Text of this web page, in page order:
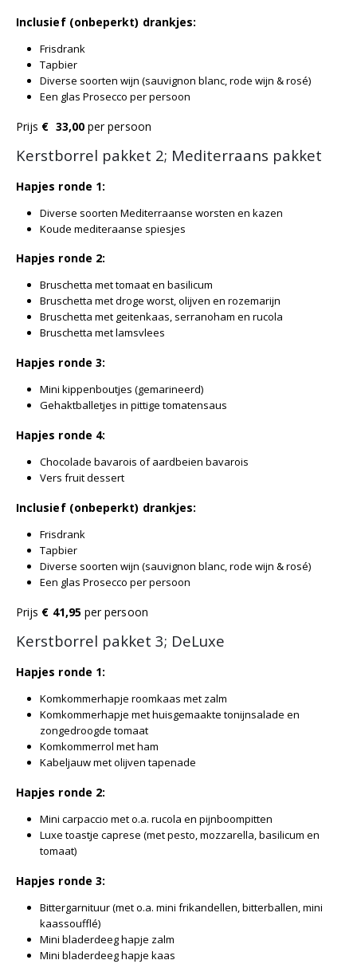
Inclusief (onbeperkt) drankjes:
Frisdrank
Tapbier
Diverse soorten wijn (sauvignon blanc, rode wijn & rosé)
Een glas Prosecco per persoon
Prijs € 33,00 per persoon
Kerstborrel pakket 2; Mediterraans pakket
Hapjes ronde 1:
Diverse soorten Mediterraanse worsten en kazen
Koude mediteraanse spiesjes
Hapjes ronde 2:
Bruschetta met tomaat en basilicum
Bruschetta met droge worst, olijven en rozemarijn
Bruschetta met geitenkaas, serranoham en rucola
Bruschetta met lamsvlees
Hapjes ronde 3:
Mini kippenboutjes (gemarineerd)
Gehaktballetjes in pittige tomatensaus
Hapjes ronde 4:
Chocolade bavarois of aardbeien bavarois
Vers fruit dessert
Inclusief (onbeperkt) drankjes:
Frisdrank
Tapbier
Diverse soorten wijn (sauvignon blanc, rode wijn & rosé)
Een glas Prosecco per persoon
Prijs € 41,95per persoon
Kerstborrel pakket 3; DeLuxe
Hapjes ronde 1:
Komkommerhapje roomkaas met zalm
Komkommerhapje met huisgemaakte tonijnsalade en
zongedroogde tomaat
Komkommerrol met ham
Kabeljauw metolijven tapenade
Hapjes ronde 2:
Mini carpaccio met o.a. rucola en pijnboompitten
Luxe toastje caprese (met pesto, mozzarella, basilicum en
tomaat)
Hapjes ronde 3:
Bittergarnituur(met o.a. mini frikandellen, bitterballen, mini
kaassoufflé)
Mini bladerdeeg hapje zalm
Mini bladerdeeg hapje kaas